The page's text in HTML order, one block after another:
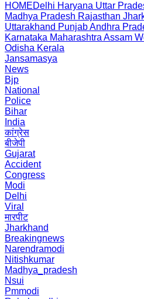
HOMEDelhi Haryana Uttar
Madhya Pradesh Rajasthan
Uttarakhand PunjabAndhra
Karnataka Maharashtra Assam
Odisha Kerala
Jansamasya
News
Bjp
National
Police
Bihar
India
कांग्रेस
बीजेपी
Gujarat
Accident
Congress
Modi
Delhi
Viral
मारपीट
Jharkhand
Breakingnews
Narendramodi
Nitishkumar
Madhya_pradesh
Nsui
Pmmodi